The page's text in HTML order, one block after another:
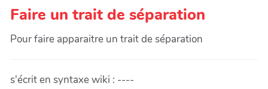
Faire un trait de séparation
Pour faire apparaitre un trait de séparation
s'écrit en syntaxe wiki : ----